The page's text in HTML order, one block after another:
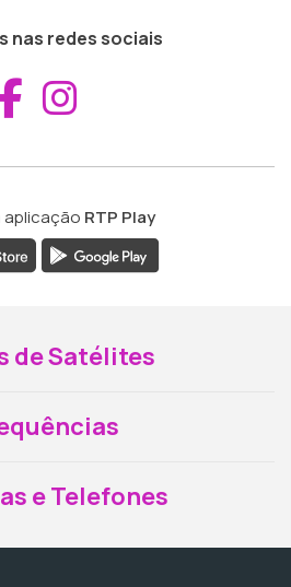
nas redes sociais
Aceder ao
aplicação RTP Play
de Satélites
e Telefones